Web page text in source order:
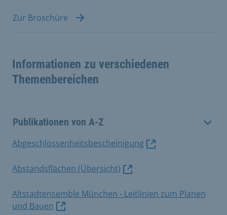
Zur Broschüre
Informationen zu verschiedenen
Themenbereichen
Publikationen von A-Z
Abgeschlossenheitsbescheinigung
Abstandsflächen (Übersicht)
Altstadtensemble München - Leitlinien zum Planen
und Bauen